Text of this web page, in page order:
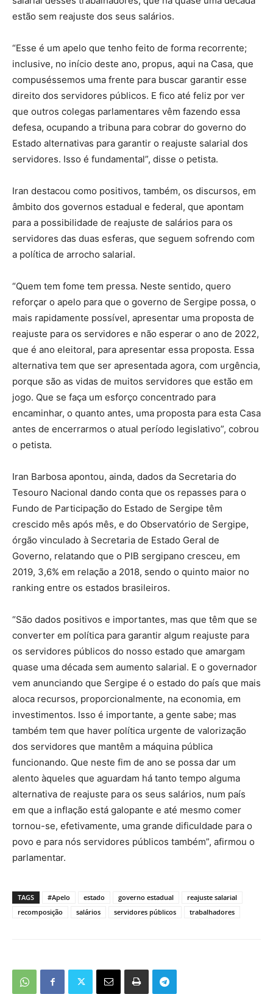
estão sem reajuste dos seus salários.
“Esse é um apelo que tenho feito de forma recorrente;
inclusive, no início deste ano, propus, aqui na Casa, que
compuséssemos uma frente para buscar garantir esse
direito dos servidores públicos. E fico até feliz por ver
que outros colegas parlamentares vêm fazendo essa
defesa, ocupando a tribuna para cobrar do governo do
Estado alternativas para garantir o reajuste salarial dos
servidores. Isso é fundamental”, disse o petista.
Iran destacou como positivos, também, os discursos, em
âmbito dos governos estadual e federal, que apontam
para a possibilidade de reajuste de salários para os
servidores das duas esferas, que seguem sofrendo com
a política de arrocho salarial.
“Quem tem fome tem pressa. Neste sentido, quero
reforçar o apelo para que o governo de Sergipe possa, o
mais rapidamente possível, apresentar uma proposta de
reajuste para os servidores e não esperar o ano de 2022,
que é ano eleitoral, para apresentar essa proposta. Essa
alternativa tem que ser apresentada agora, com urgência,
porque são as vidas de muitos servidores que estão em
jogo. Que se faça um esforço concentrado para
encaminhar, o quanto antes, uma proposta para esta Casa
antes de encerrarmos o atual período legislativo”, cobrou
o petista.
Iran Barbosa apontou, ainda, dados da Secretaria do
Tesouro Nacional dando conta que os repasses para o
Fundo de Participação do Estado de Sergipe têm
crescido mês após mês, e do Observatório de Sergipe,
órgão vinculado à Secretaria de Estado Geral de
Governo, relatando que o PIB sergipano cresceu, em
2019, 3,6% em relação a 2018, sendo o quinto maior no
ranking entre os estados brasileiros.
“São dados positivos e importantes, mas que têm que se
converter em política para garantir algum reajuste para
os servidores públicos do nosso estado que amargam
quase uma década sem aumento salarial. E o governador
vem anunciando que Sergipe é o estado do país que mais
aloca recursos, proporcionalmente, na economia, em
investimentos. Isso é importante, a gente sabe; mas
também tem que haver política urgente de valorização
dos servidores que mantêm a máquina pública
funcionando. Que neste fim de ano se possa dar um
alento àqueles que aguardam há tanto tempo alguma
alternativa de reajuste para os seus salários, num país
em que a inflação está galopante e até mesmo comer
tornou-se, efetivamente, uma grande dificuldade para o
povo e para nós servidores públicos também”, afirmou o
parlamentar.
TAGS #Apelo estado governo estadual
reajuste salarial
recomposição
salários servidores públicos trabalhadores